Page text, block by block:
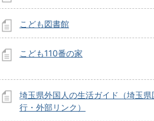
こども図書館
こども110番の家
埼玉県外国人の生活ガイド（埼玉県
行・外部リンク）